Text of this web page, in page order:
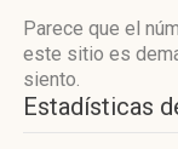
Parece que el
este sitio es
siento.
Estadísticas